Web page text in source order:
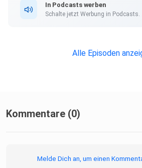
In Podcasts werben
Schalte jetzt Werbung in Podcasts.
Alle Episoden
Kommentare (0)
Melde Dich an, um einen